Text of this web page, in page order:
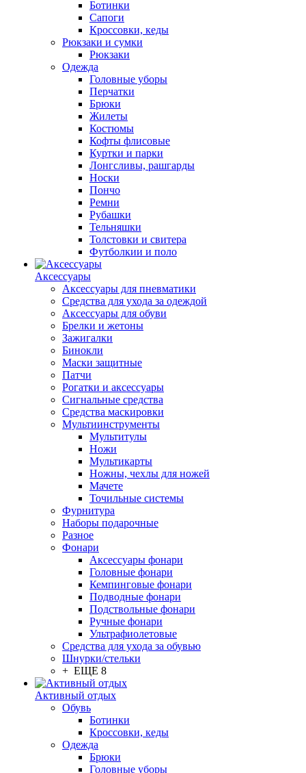
Ботинки
Сапоги
Кроссовки, кеды
Рюкзаки и сумки
Рюкзаки
Одежда
Головные уборы
Перчатки
Брюки
Жилеты
Костюмы
Кофты флисовые
Куртки и парки
Лонгсливы, рашгарды
Носки
Пончо
Ремни
Рубашки
Тельняшки
Толстовки и свитера
Футболкии и поло
Аксессуары
Аксессуары для пневматики
Средства для ухода за одеждой
Аксессуары для обуви
Брелки и жетоны
Зажигалки
Бинокли
Маски защитные
Патчи
Рогатки и аксессуары
Сигнальные средства
Средства маскировки
Мультиинструменты
Мультитулы
Ножи
Мультикарты
Ножны, чехлы для ножей
Мачете
Точильные системы
Фурнитура
Наборы подарочные
Разное
Фонари
Аксессуары фонари
Головные фонари
Кемпинговые фонари
Подводные фонари
Подствольные фонари
Ручные фонари
Ультрафиолетовые
Средства для ухода за обувью
Шнурки/стельки
+ ЕЩЕ 8
Активный отдых
Обувь
Ботинки
Кроссовки, кеды
Одежда
Брюки
Головные уборы